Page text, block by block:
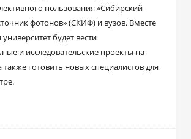
пользования «Сибирский
фотонов» (СКИФ) и вузов. Вместе
будет вести
и исследовательские проекты на
готовить новых специалистов для